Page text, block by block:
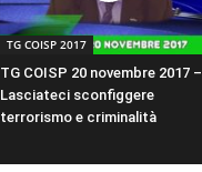
TG COISP 2017
TG COISP 20 novembre 2017 –
Lasciateci sconfiggere
terrorismo e criminalità